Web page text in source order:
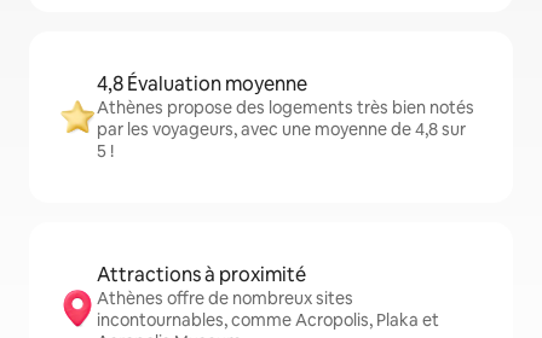
4,8 Évaluation moyenne
Athènes propose des logements très bien notés
par les voyageurs, avec une moyenne de 4,8 sur
5 !
Attractions à proximité
Athènes offre de nombreux sites
incontournables, comme Acropolis, Plaka et